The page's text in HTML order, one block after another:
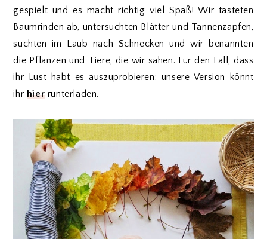
gespielt und es macht richtig viel Spaß! Wir tasteten
Baumrinden ab, untersuchten Blätter und Tannenzapfen,
suchten im Laub nach Schnecken und wir benannten
die Pflanzen und Tiere, die wir sahen. Für den Fall, dass
ihr Lust habt es auszuprobieren: unsere Version könnt
ihr hier runterladen.